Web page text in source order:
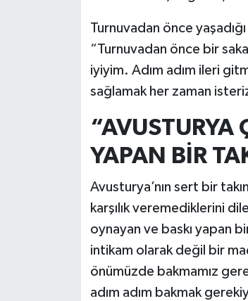
Turnuvadan önce
“Turnuvadan önce bir
iyiyim. Adım adım ileri
sağlamak her zaman
“AVUSTURYA
YAPAN BİR
Avusturya’nın sert bir
karşılık veremediklerini
oynayan ve baskı yapan
intikam olarak değil bir
önümüzde bakmamız
adım adım bakmak